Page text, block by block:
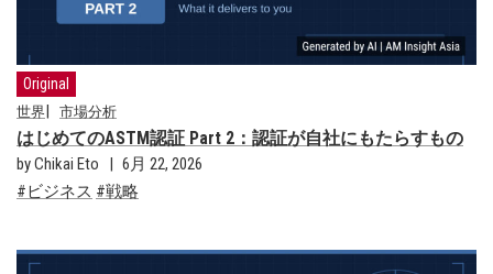
Original
世界 市場分析
はじめてのASTM認証 Part 2：認証が自社にもたらすもの
by Chikai Eto
6月 22, 2026
ビジネス
戦略